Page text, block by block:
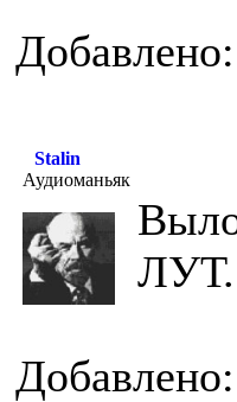
Stalin
Аудиоманьяк
ЛУТ.